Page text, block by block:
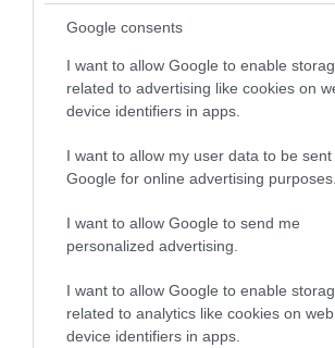
Google consents
I want to allow Google to enable
related to advertising like cookies on
device identifiers in apps.
I want to allow my user data to be sent
Google for online advertising purposes.
I want to allow Google to send me
personalized advertising.
I want to allow Google to enable
related to analytics like cookies on
device identifiers in apps.
be a japán piacon